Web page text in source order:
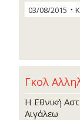
03/08/2015
Γκολ
Η Εθνική
Αιγάλεω